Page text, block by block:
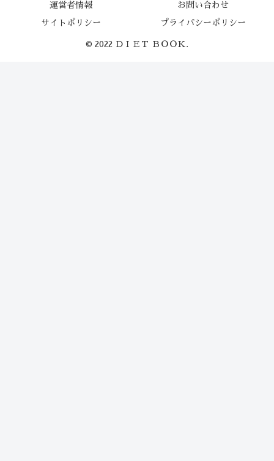
運営者情報 お問い合わせ
サイトポリシー プライバシーポリシー
© 2022 ＤＩＥＴ ＢＯＯＫ.